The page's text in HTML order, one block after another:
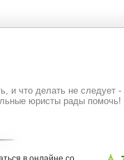
и что делать не следует -
юристы рады помочь!